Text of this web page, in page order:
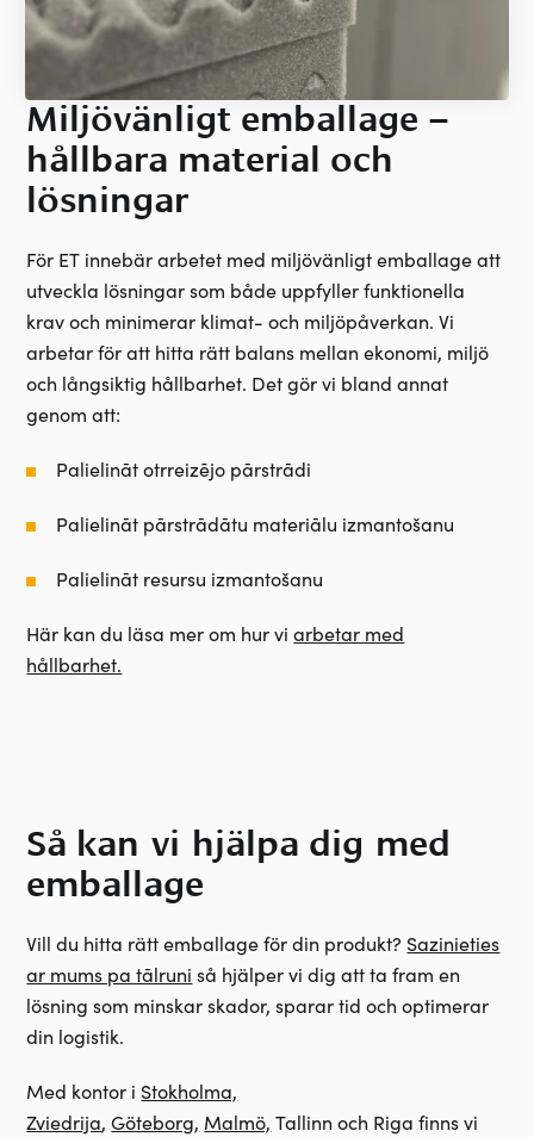
Miljövänligt emballage –
hållbara material och
lösningar
För ET innebär arbetet med miljövänligt emballage att
utveckla lösningar som både uppfyller funktionella
krav och minimerar klimat- och miljöpåverkan. Vi
arbetar för att hitta rätt balans mellan ekonomi, miljö
och långsiktig hållbarhet. Det gör vi bland annat
genom att:
Palielināt otrreizējo pārstrādi
Palielināt pārstrādātu materiālu izmantošanu
Palielināt resursu izmantošanu
Här kan du läsa mer om hur viarbetar med
hållbarhet.
Så kan vi hjälpa dig med
emballage
Vill du hitta rätt emballage för din produkt? Sazinieties
ar mums pa tālruni så hjälper vi dig att ta fram en
lösning som minskar skador, sparar tid och optimerar
din logistik.
Med kontor i Stokholma,
Zviedrija,Göteborg, Malmö, Tallinn och Riga finns vi